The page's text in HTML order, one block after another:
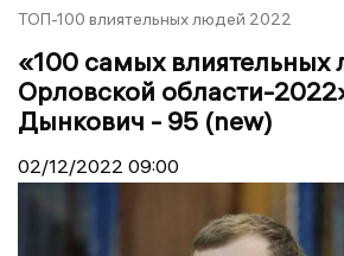
ТОП-100 влиятельных людей 2022
«100 самых влиятельных
Орловской области-
Дынкович - 95 (new)
02/12/2022 09:00